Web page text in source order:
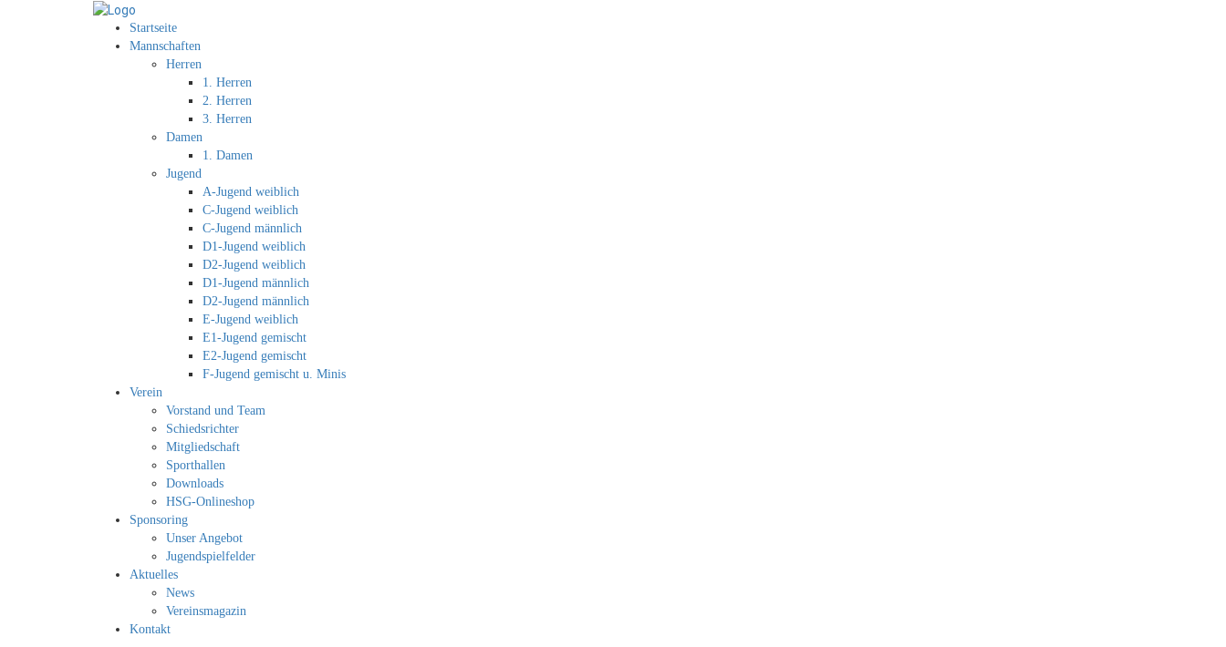
Startseite
Mannschaften
Herren
1. Herren
2. Herren
3. Herren
Damen
1. Damen
Jugend
A-Jugend weiblich
C-Jugend weiblich
C-Jugend männlich
D1-Jugend weiblich
D2-Jugend weiblich
D1-Jugend männlich
D2-Jugend männlich
E-Jugend weiblich
E1-Jugend gemischt
E2-Jugend gemischt
F-Jugend gemischt u. Minis
Verein
Vorstand und Team
Schiedsrichter
Mitgliedschaft
Sporthallen
Downloads
HSG-Onlineshop
Sponsoring
Unser Angebot
Jugendspielfelder
Aktuelles
News
Vereinsmagazin
Kontakt